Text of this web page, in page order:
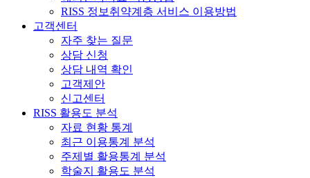
RISS 정보취약계층 서비스 이용방법
고객센터
자주 찾는 질문
상담 신청
상담 내역 확인
고객제안
신고센터
RISS 활용도 분석
자료 현황 통계
최근 이용통계 분석
주제별 활용통계 분석
학술지 활용도 분석